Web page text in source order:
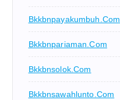
Bkkbnpayakumbuh.com
Bkkbnpariaman.com
Bkkbnsolok.com
Bkkbnsawahlunto.com